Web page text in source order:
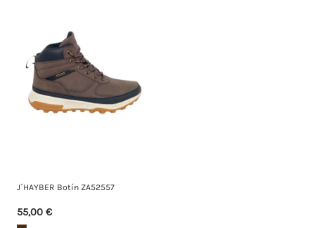
J´HAYBER Botín ZA52557
55,00 €